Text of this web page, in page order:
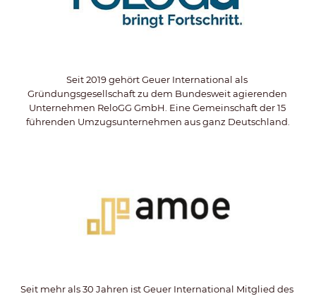
Seit 2019 gehört Geuer International als
Gründungsgesellschaft zu dem Bundesweit agierenden
Unternehmen ReloGG GmbH. Eine Gemeinschaft der 15
führenden Umzugsunternehmen aus ganz Deutschland.
Seit mehr als 30 Jahren ist Geuer International Mitglied des